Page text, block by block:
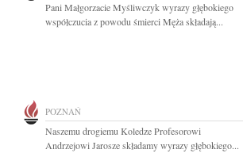
Pani Małgorzacie Myśliwczyk wyrazy głębokiego
współczucia z powodu śmierci Męża składają...
POZNAŃ
Naszemu drogiemu Koledze Profesorowi
Andrzejowi Jarosze składamy wyrazy głębokiego...